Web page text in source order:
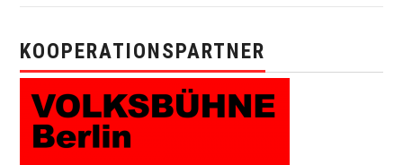
KOOPERATIONSPARTNER